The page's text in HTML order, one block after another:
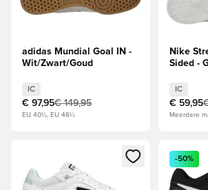
adidas Mundial Goal IN -
Wit/Zwart/Goud
IC
€ 97,95€ 149,95
EU 40½, EU 46½
Nike
Sided -
IC
€ 59,95
Meerdere
Opent een venster om in te loggen of
Opent
-50%